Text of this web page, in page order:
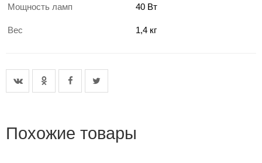
Мощность ламп 40 Вт
Вес 1,4 кг
Похожие товары